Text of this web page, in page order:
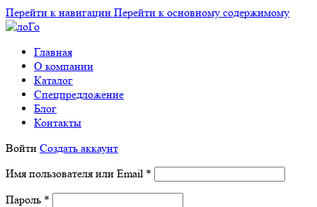
Перейти к навигации Перейти к основному содержимому
Главная
О компании
Каталог
Спецпредложение
Блог
Контакты
Войти Создать аккаунт
Имя пользователя или Email *
Пароль *